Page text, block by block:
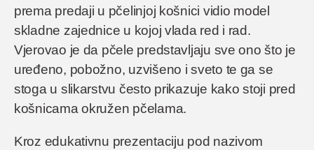
prema predaji u pčelinjoj košnici vidio model
skladne zajednice u kojoj vlada red i rad.
Vjerovao je da pčele predstavljaju sve ono što je
uređeno, pobožno, uzvišeno i sveto te ga se
stoga u slikarstvu često prikazuje kako stoji pred
košnicama okružen pčelama.
Kroz edukativnu prezentaciju pod nazivom